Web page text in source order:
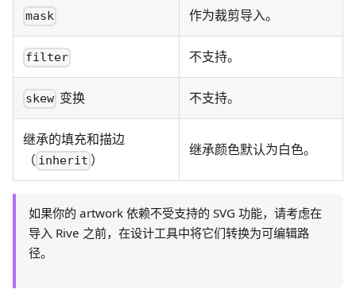
mask 作为裁剪导入。
filter 不支持。
skew 变换 不支持。
继承的填充和描边
（ inherit ）
继承颜色默认为白色。
如果你的 artwork 依赖不受支持的 SVG 功能，请考虑在
导入 Rive 之前，在设计工具中将它们转换为可编辑路
径。